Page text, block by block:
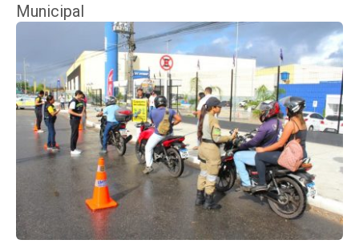
Municipal